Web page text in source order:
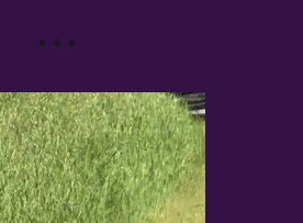
* * *